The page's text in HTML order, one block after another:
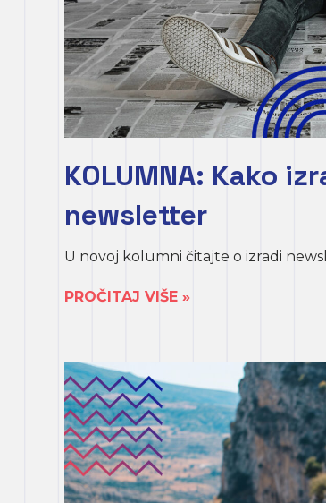
KOLUMNA: Kako
newsletter
U novoj kolumni čitajte o izradi
PROČITAJ VIŠE »